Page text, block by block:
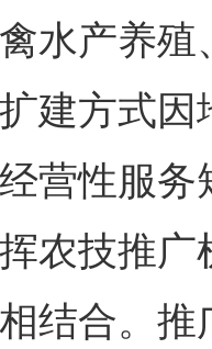
水产养
建方式
营性服
农技推
结合。